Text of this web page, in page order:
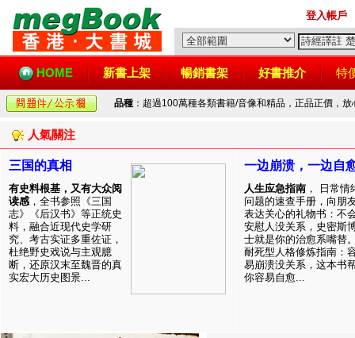
登入帳戶
HOME 新書上架 暢銷書架 好書推介 特
品種 ：超過100萬種各類書籍/音像和精品，正品正價，
人氣關注
三国的真相
有史料根基，又有大众阅
读感 ，全书参照《三国
志》《后汉书》等正统史
料，融合近现代史学研
究、考古实证多重佐证，
杜绝野史戏说与主观臆
断，还原汉末至魏晋的真
实宏大历史图景...
一边崩溃，一边自
人生应急指南 ， 日常情
问题的速查手册，向朋
表达关心的礼物书：不
安慰人没关系，史密斯
士就是你的治愈系嘴替
耐死型人格修炼指南：
易崩溃没关系，这本书
你容易自愈...